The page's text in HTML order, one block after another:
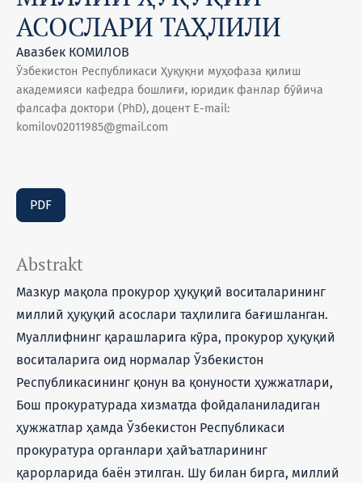
АСОСЛАРИ ТАҲЛИЛИ
Авазбек КОМИЛОВ
Ўзбекистон Республикаси Ҳуқуқни муҳофаза қилиш
академияси кафедра бошлиғи, юридик фанлар бўйича
фалсафа доктори (PhD), доцент E-mail:
komilov02011985@gmail.com
PDF
Abstrakt
Мазкур мақола прокурор ҳуқуқий воситаларининг
миллий ҳуқуқий асослари таҳлилига бағишланган.
Муаллифнинг қарашларига кўра, прокурор ҳуқуқий
воситаларига оид нормалар Ўзбекистон
Республикасининг қонун ва қонуности ҳужжатлари,
Бош прокуратурада хизматда фойдаланиладиган
ҳужжатлар ҳамда Ўзбекистон Республикаси
прокуратура органлари ҳайъатларининг
қарорларида баён этилган. Шу билан бирга, миллий